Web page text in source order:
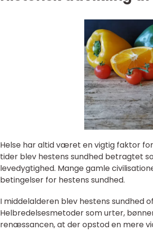
Helse har altid været en vigtig faktor
tider blev hestens sundhed betragtet
levedygtighed. Mange gamle
betingelser for hestens sundhed.
I middelalderen blev hestens
Helbredelsesmetoder som urter,
renæssancen, at der opstod en mere